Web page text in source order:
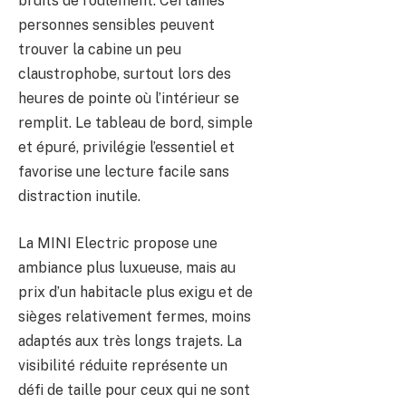
personnes sensibles peuvent
trouver la cabine un peu
claustrophobe, surtout lors des
heures de pointe où l’intérieur se
remplit. Le tableau de bord, simple
et épuré, privilégie l’essentiel et
favorise une lecture facile sans
distraction inutile.
La MINI Electric propose une
ambiance plus luxueuse, mais au
prix d’un habitacle plus exigu et de
sièges relativement fermes, moins
adaptés aux très longs trajets. La
visibilité réduite représente un
défi de taille pour ceux qui ne sont